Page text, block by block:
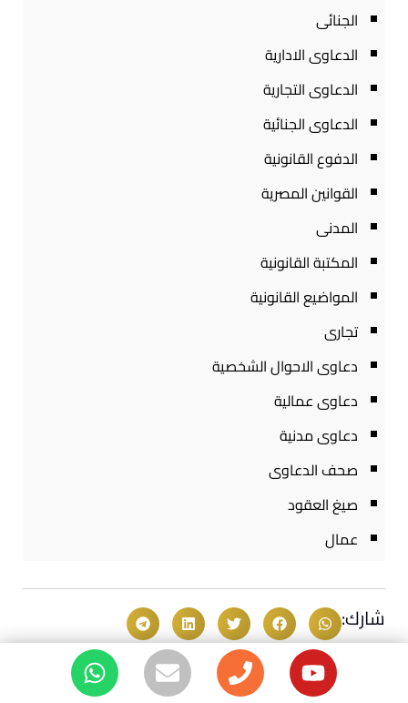
الجنائى
الدعاوى الادارية
الدعاوى التجارية
الدعاوى الجنائية
الدفوع القانونية
القوانين المصرية
المدنى
المكتبة القانونية
المواضيع القانونية
تجارى
دعاوى الاحوال الشخصية
دعاوى عمالية
دعاوى مدنية
صحف الدعاوى
صيغ العقود
عمال
شارك: